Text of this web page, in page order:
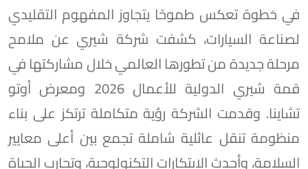
في خطوة تعكس طموحًا يتجاوز المفهوم التقليدي
لصناعة السيارات، كشفت شركة شيري عن ملامح
مرحلة جديدة من تطورها العالمي خلال مشاركتها في
قمة شيري الدولية للأعمال 2026 ومعرض أوتو
تشاينا. وقدمت الشركة رؤية متكاملة ترتكز على بناء
منظومة تنقل عائلية شاملة تجمع بين أعلى معايير
السلامة، وأحدث الابتكارات التكنولوجية، وتجارب الحياة